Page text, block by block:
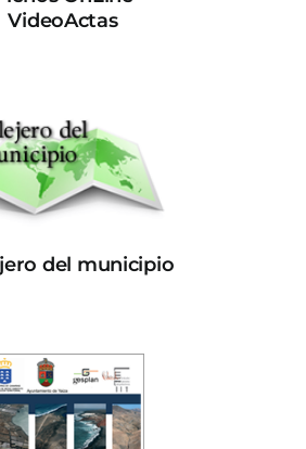
VideoActas
del municipio